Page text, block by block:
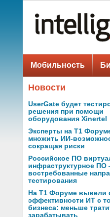
Мобильность
Новости
UserGate будет
решения при помощи
оборудования Xinertel
Эксперты на Т1
множить ИИ-
сокращая риски
Российское ПО
инфраструктурное
востребованные
тестирования
На Т1 Форуме вывели
эффективности ИТ с
бизнеса: меньше
зарабатывать